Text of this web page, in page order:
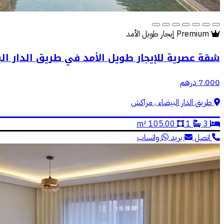
إيجار طويل الأمد
شقة عصرية للإيجار طويل الأمد في طريق الدار
7.000 درهم
طريق الدار البيضاء , مراكش
3
1
105.00 m²
اتصل
بريد واتساب